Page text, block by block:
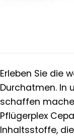
Erleben Sie die
Durchatmen. In
schaffen
Pflügerplex
Inhaltsstoffe,